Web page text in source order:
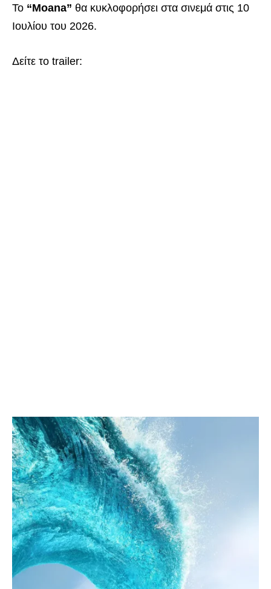
Το “Moana” θα κυκλοφορήσει στα σινεμά στις 10
Ιουλίου του 2026.
Δείτε το trailer: